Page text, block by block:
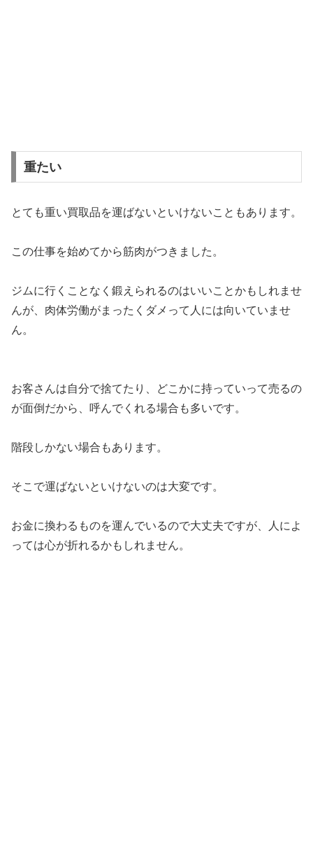
重たい
とても重い買取品を運ばないといけないこともあります。
この仕事を始めてから筋肉がつきました。
ジムに行くことなく鍛えられるのはいいことかもしれませ
んが、肉体労働がまったくダメって人には向いていませ
ん。
お客さんは自分で捨てたり、どこかに持っていって売るの
が面倒だから、呼んでくれる場合も多いです。
階段しかない場合もあります。
そこで運ばないといけないのは大変です。
お金に換わるものを運んでいるので大丈夫ですが、人によ
っては心が折れるかもしれません。